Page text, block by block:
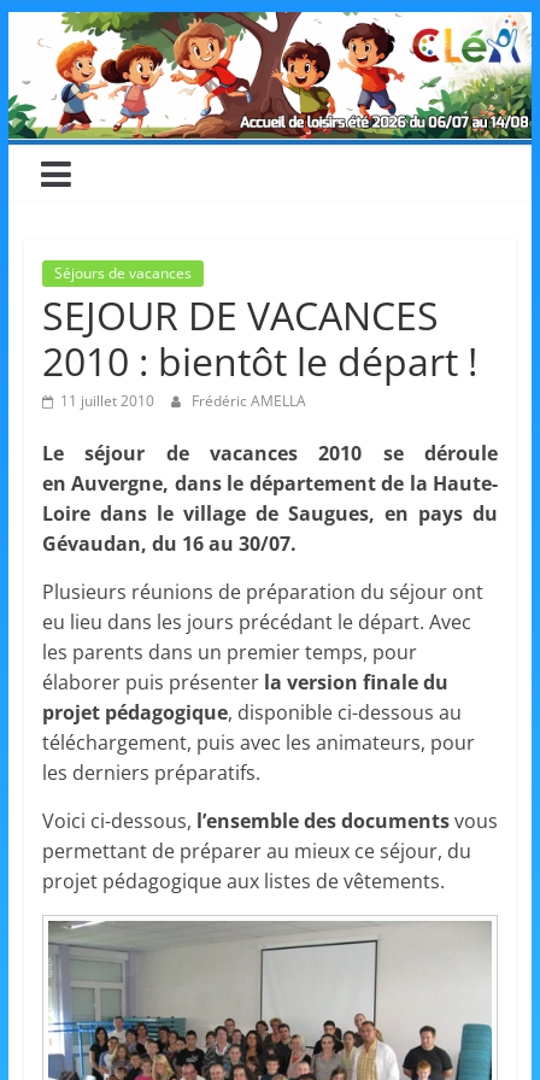
content
CLéA
–
les
Loisirs,
l'éducation
et
l'Animation
–
Stiring-
Wendel
i
r
Séjours de vacances
SEJOUR DE VACANCES
2010 : bientôt le départ !
11 juillet 2010 Frédéric AMELLA
Le séjour de vacances 2010 se déroule
en Auvergne, dans le département de la Haute-
Loire dans le village de Saugues, en pays du
Gévaudan, du 16 au 30/07.
Plusieurs réunions de préparation du séjour ont
eu lieu dans les jours précédant le départ. Avec
les parents dans un premier temps, pour
élaborer puis présenterla version finale du
projet pédagogique, disponible ci-dessous au
téléchargement, puis avec les animateurs, pour
les derniers préparatifs.
Voici ci-dessous, l’ensemble des documentsvous
permettant de préparer au mieux ce séjour, du
projet pédagogique aux listes de vêtements.